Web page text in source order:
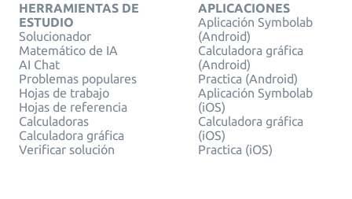
HERRAMIENTAS DE
ESTUDIO
Solucionador
Matemático de IA
AI Chat
Problemas populares
Hojas de trabajo
Hojas de referencia
Calculadoras
Calculadora gráfica
Verificar solución
APLICACIONES
Aplicación Symbolab
(Android)
Calculadora gráfica
(Android)
Practica (Android)
Aplicación Symbolab
(iOS)
Calculadora gráfica
(iOS)
Practica (iOS)